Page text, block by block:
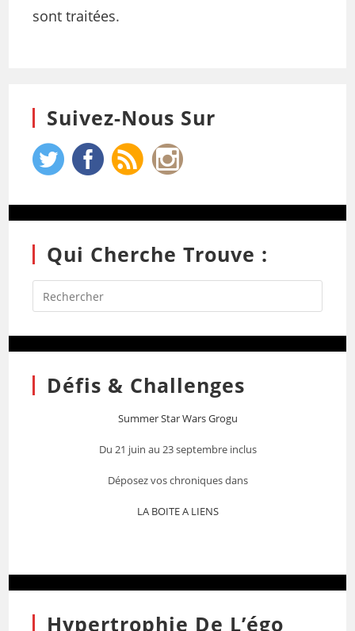
sont traitées.
Suivez-Nous Sur
Qui Cherche Trouve :
Défis & Challenges
Summer Star Wars Grogu
Du 21 juin au 23 septembre inclus
Déposez vos chroniques dans
LA BOITE A LIENS
Hypertrophie De L’égo